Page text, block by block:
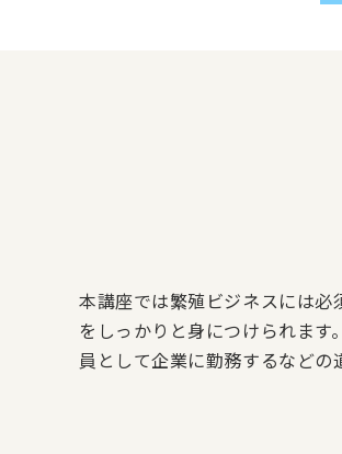
本講座では繁殖ビジネスには
をしっかりと身につけられま
員として企業に勤務するなどの